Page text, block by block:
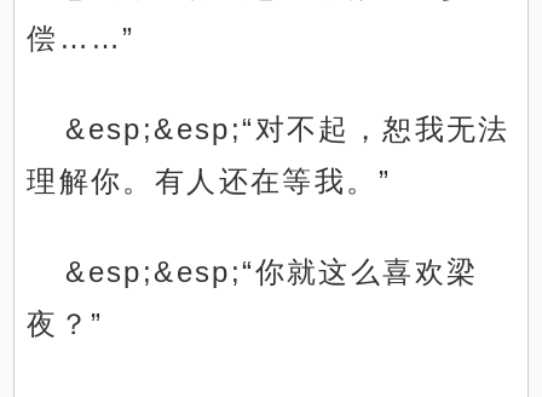
偿……”
&esp;&esp;“对不起，恕我无法
理解你。有人还在等我。”
&esp;&esp;“你就这么喜欢梁
夜？”